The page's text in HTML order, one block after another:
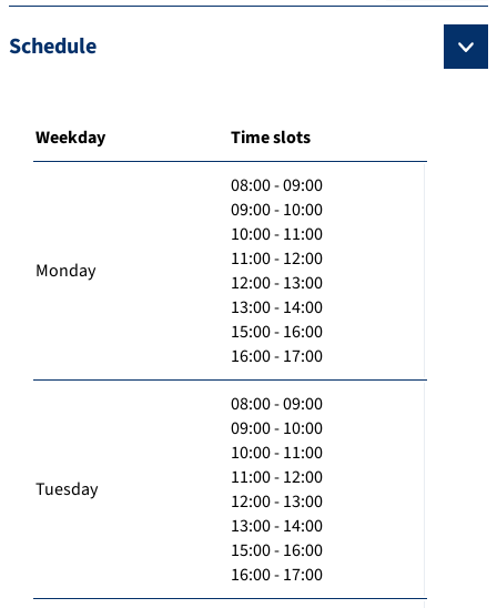
Schedule
Weekday Time slots
Monday
08:00 - 09:00
09:00 - 10:00
10:00 - 11:00
11:00 - 12:00
12:00 - 13:00
13:00 - 14:00
15:00 - 16:00
16:00 - 17:00
Tuesday
08:00 - 09:00
09:00 - 10:00
10:00 - 11:00
11:00 - 12:00
12:00 - 13:00
13:00 - 14:00
15:00 - 16:00
16:00 - 17:00